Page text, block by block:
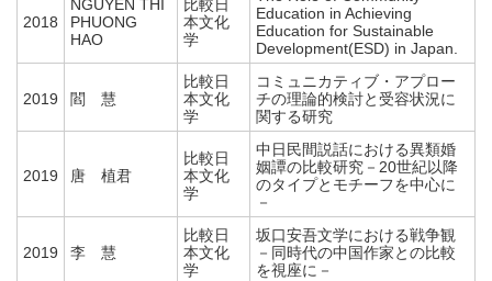
2018
NGUYEN THI
PHUONG
HAO
比較日
本文化
学
Education in Achieving
Education for Sustainable
Development(ESD) in Japan.
2019 閻 慧
比較日
本文化
学
コミュニカティブ・アプロー
チの理論的検討と受容状況に
関する研究
2019 唐 植君
比較日
本文化
学
中日民間説話における異類婚
姻譚の比較研究－20世紀以降
のタイプとモチーフを中心に
－
2019 李 慧
比較日
本文化
学
坂口安吾文学における戦争観
－同時代の中国作家との比較
を視座に－